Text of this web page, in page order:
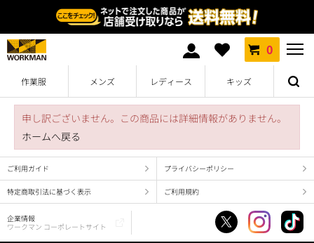
0
作業服 メンズ レディース キッズ
申し訳ございません。この商品には詳細情報がありません。
ホームへ戻る
ご利用ガイド プライバシーポリシー
特定商取引法に基づく表示 ご利用規約
企業情報
ワークマン コーポレートサイト